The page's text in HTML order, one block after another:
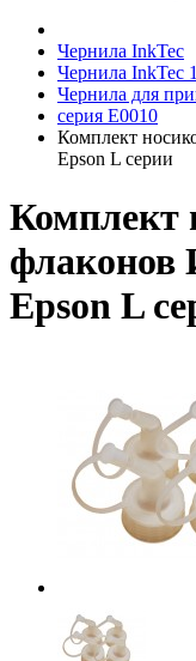
Чернила InkTec
Чернила InkTec
Чернила для
серия E0010
Комплект
Epson L серии
Комплект
флаконов
Epson L